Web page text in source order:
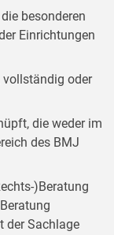
besonderen
Einrichtungen
oder
die weder im
des BMJ
)Beratung
der Sachlage